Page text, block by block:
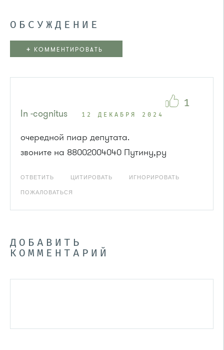
ОБСУЖДЕНИЕ
+ КОММЕНТИРОВАТЬ
In -cognitus 12 ДЕКАБРЯ 2024
очередной пиар депутата.
звоните на 88002004040 Путину,ру
ОТВЕТИТЬ ЦИТИРОВАТЬ ИГНОРИРОВАТЬ
ПОЖАЛОВАТЬСЯ
1
ДОБАВИТЬ
КОММЕНТАРИЙ